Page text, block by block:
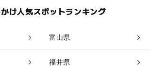
け人気スポットランキング
富山県
福井県